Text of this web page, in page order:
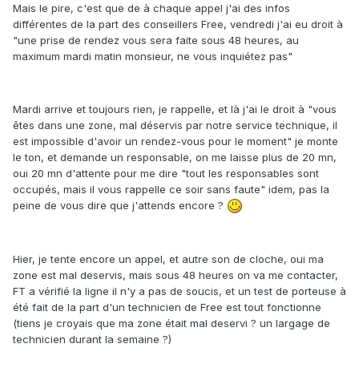
Mais le pire, c'est que de à chaque appel j'ai des infos
différentes de la part des conseillers Free, vendredi j'ai eu droit à
"une prise de rendez vous sera faite sous 48 heures, au
maximum mardi matin monsieur, ne vous inquiétez pas"
Mardi arrive et toujours rien, je rappelle, et là j'ai le droit à "vous
êtes dans une zone, mal déservis par notre service technique, il
est impossible d'avoir un rendez-vous pour le moment" je monte
le ton, et demande un responsable, on me laisse plus de 20 mn,
oui 20 mn d'attente pour me dire "tout les responsables sont
occupés, mais il vous rappelle ce soir sans faute" idem, pas la
peine de vous dire que j'attends encore ?
Hier, je tente encore un appel, et autre son de cloche, oui ma
zone est mal deservis, mais sous 48 heures on va me contacter,
FT a vérifié la ligne il n'y a pas de soucis, et un test de porteuse à
été fait de la part d'un technicien de Free est tout fonctionne
(tiens je croyais que ma zone était mal deservi ? un largage de
technicien durant la semaine ?)